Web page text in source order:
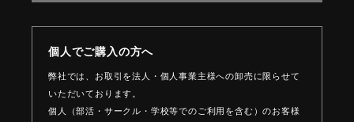
個人でご購入の方へ
弊社では、お取引を法人・個人事業主様への卸売に限らせて
いただいております。
個人（部活・サークル・学校等でのご利用を含む）のお客様